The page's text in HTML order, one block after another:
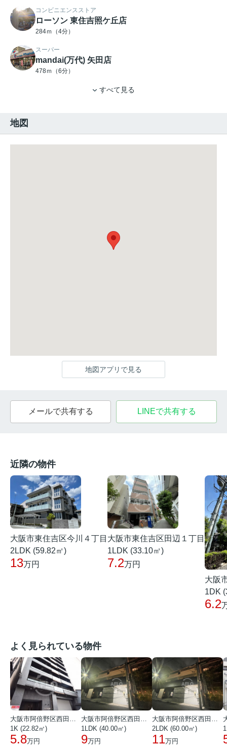
コンビニエンスストア
ローソン 東住吉照ケ丘店
284ｍ（4分）
スーパー
mandai(万代) 矢田店
478ｍ（6分）
すべて見る
地図
地図アプリで見る
メールで共有する LINEで共有する
近隣の物件
大阪市東住吉区今川４丁目
2LDK (59.82㎡)
13万円
大阪市東住吉区田辺１丁目
1LDK (33.10㎡)
7.2万円
大阪
1DK
6.2
よく見られている物件
大阪市阿倍野区西田辺町１丁目
1K (22.82㎡)
5.8万円
大阪市阿倍野区西田辺町１丁目
1LDK (40.00㎡)
9万円
大阪市阿倍野区西田辺町１丁目
2LDK (60.00㎡)
11万円